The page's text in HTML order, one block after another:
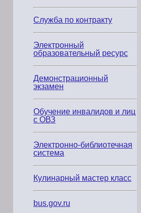
Служба по контракту
Электронный
образовательный ресурс
Демонстрационный
экзамен
Обучение инвалидов и лиц
с ОВЗ
Электронно-библиотечная
система
Кулинарный мастер класс
bus.gov.ru